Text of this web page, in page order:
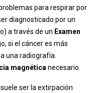
para respirar por
diagnosticado por un
a través de un Examen
si el cáncer es más
una radiografía.
magnética necesario.
ser la extirpación